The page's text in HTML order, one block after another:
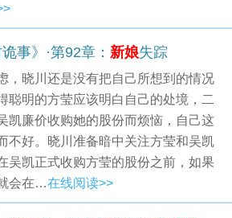
事》·第92章： 新娘失踪
，晓川还是没有把自己所想到的情况
聪明的方莹应该明白自己的处境，二
凯廉价收购她的股份而烦恼，自己这
不好。晓川准备暗中关注方莹和吴凯
吴凯正式收购方莹的股份之前，如果
会在…在线阅读>>